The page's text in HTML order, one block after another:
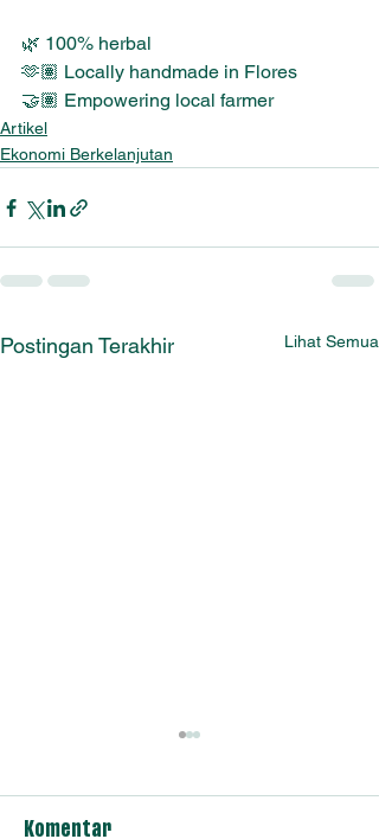
🌿 100% herbal
🫶🏽 Locally handmade in Flores
🤝🏽 Empowering local farmer
Artikel
Ekonomi Berkelanjutan
Postingan Terakhir Lihat Semua
Komentar